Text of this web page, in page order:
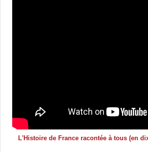
L'Histoire de France racontée à tous (en